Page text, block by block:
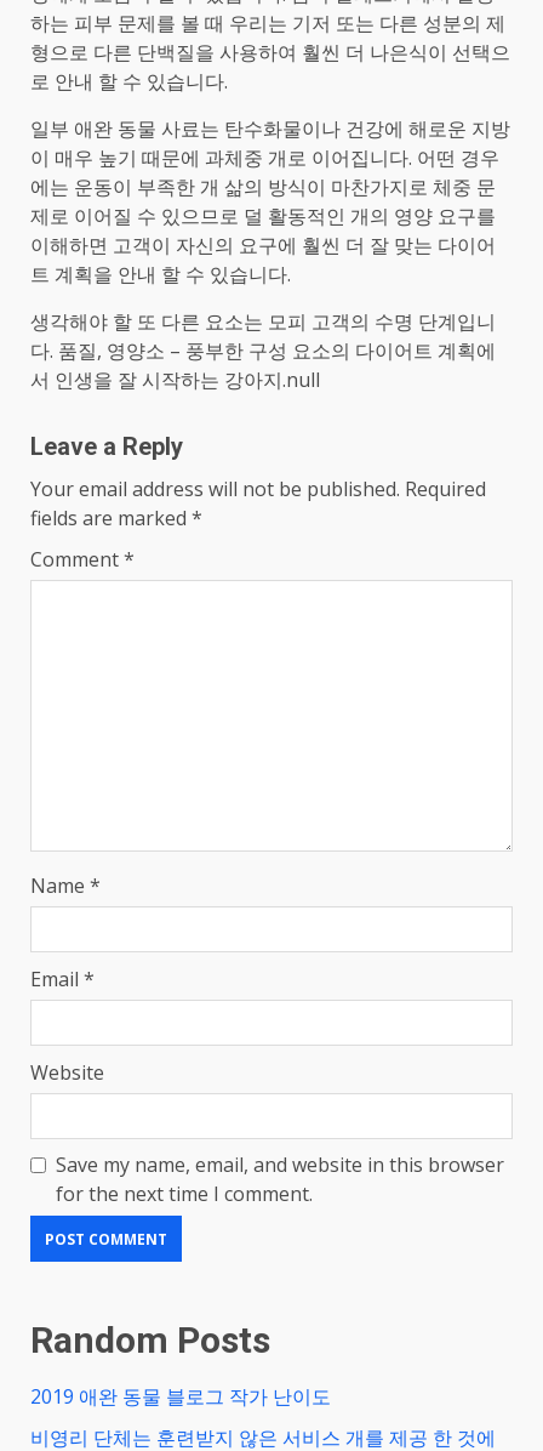
하는 피부 문제를 볼 때 우리는 기저 또는 다른 성분의 제
형으로 다른 단백질을 사용하여 훨씬 더 나은식이 선택으
로 안내 할 수 있습니다.
일부 애완 동물 사료는 탄수화물이나 건강에 해로운 지방
이 매우 높기 때문에 과체중 개로 이어집니다. 어떤 경우
에는 운동이 부족한 개 삶의 방식이 마찬가지로 체중 문
제로 이어질 수 있으므로 덜 활동적인 개의 영양 요구를
이해하면 고객이 자신의 요구에 훨씬 더 잘 맞는 다이어
트 계획을 안내 할 수 있습니다.
생각해야 할 또 다른 요소는 모피 고객의 수명 단계입니
다. 품질, 영양소 – 풍부한 구성 요소의 다이어트 계획에
서 인생을 잘 시작하는 강아지.null
Leave a Reply
Your email address will not be published. Required
fields are marked *
Comment*
Name *
Email *
Website
Save my name, email, and website in this browser
for the next time I comment.
Random Posts
2019 애완 동물 블로그 작가 난이도
비영리 단체는 훈련받지 않은 서비스 개를 제공 한 것에